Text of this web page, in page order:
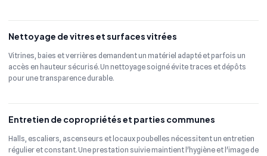
Nettoyage de vitres et surfaces vitrées
Vitrines, baies et verrières demandent un matériel adapté et parfois un
accès en hauteur sécurisé. Un nettoyage soigné évite traces et dépôts
pour une transparence durable.
Entretien de copropriétés et parties communes
Halls, escaliers, ascenseurs et locaux poubelles nécessitent un entretien
régulier et constant. Une prestation suivie maintient l'hygiène et l'image de